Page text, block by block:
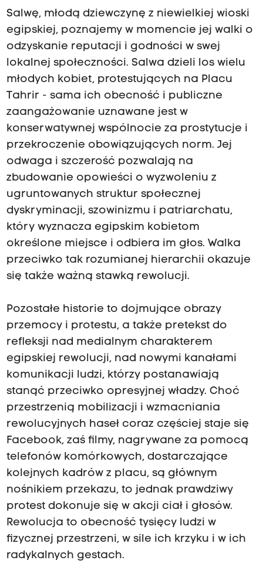
Salwę, młodą dziewczynę z niewielkiej wioski
egipskiej, poznajemy w momencie jej walki o
odzyskanie reputacji i godności w swej
lokalnej społeczności. Salwa dzieli los wielu
młodych kobiet, protestujących na Placu
Tahrir - sama ich obecność i publiczne
zaangażowanie uznawane jest w
konserwatywnej wspólnocie za prostytucje i
przekroczenie obowiązujących norm. Jej
odwaga i szczerość pozwalają na
zbudowanie opowieści o wyzwoleniu z
ugruntowanych struktur społecznej
dyskryminacji, szowinizmu i patriarchatu,
który wyznacza egipskim kobietom
określone miejsce i odbiera im głos. Walka
przeciwko tak rozumianej hierarchii okazuje
się także ważną stawką rewolucji.
Pozostałe historie to dojmujące obrazy
przemocy i protestu, a także pretekst do
refleksji nad medialnym charakterem
egipskiej rewolucji, nad nowymi kanałami
komunikacji ludzi, którzy postanawiają
stanąć przeciwko opresyjnej władzy. Choć
przestrzenią mobilizacji i wzmacniania
rewolucyjnych haseł coraz częściej staje się
Facebook, zaś filmy, nagrywane za pomocą
telefonów komórkowych, dostarczające
kolejnych kadrów z placu, są głównym
nośnikiem przekazu, to jednak prawdziwy
protest dokonuje się w akcji ciał i głosów.
Rewolucja to obecność tysięcy ludzi w
fizycznej przestrzeni, w sile ich krzyku i w ich
radykalnych gestach.